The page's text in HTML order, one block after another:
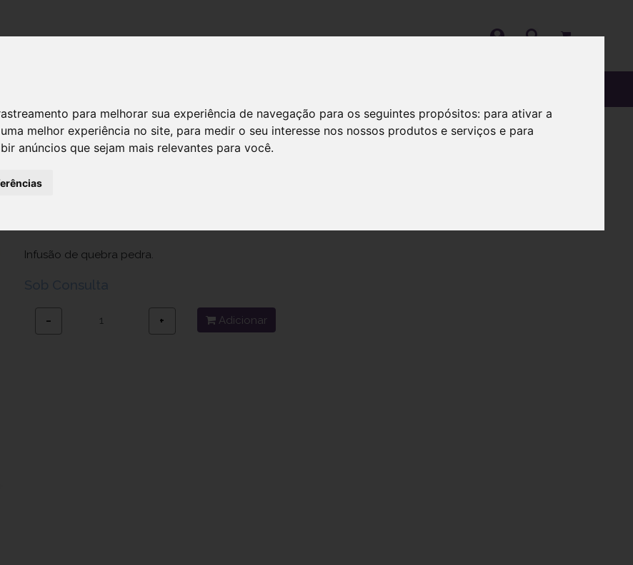
para melhorar sua experiência de navegação para os seguintes propósitos: para ativar a
melhor experiência no site, para medir o seu interesse nos nossos produtos e serviços e para
anúncios que sejam mais relevantes para você.
Fitos Plantas Cha Quebra Pedra 50g
Infusão de quebra pedra.
− + Adicionar